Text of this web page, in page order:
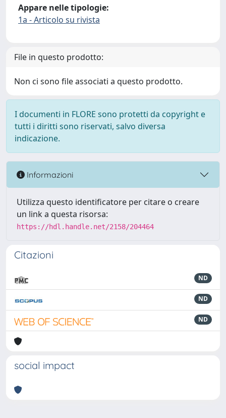
Appare nelle tipologie:
1a - Articolo su rivista
File in questo prodotto:
Non ci sono file associati a questo prodotto.
I documenti in FLORE sono protetti da copyright e
tutti i diritti sono riservati, salvo diversa
indicazione.
Informazioni
Utilizza questo identificatore per citare o creare
un link a questa risorsa:
https://hdl.handle.net/2158/204464
Citazioni
ND
ND
ND
social impact